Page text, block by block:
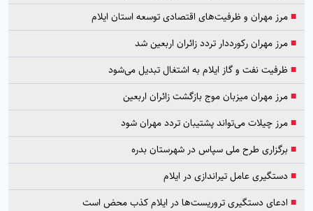
■مرز مهران و ظرفیت‌های اقتصادی توسعه استان ایلام
■مرز مهران رکورددار تردد زائران اربعین شد
■ظرفیت نفت و گاز ایلام به اشتغال تبدیل می‌شود
■مرز مهران میزبان موج بازگشت زائران اربعین
■مرز چیلات می‌تواند پشتیبان تردد مهران شود
■برگزاری طرح ملی سپاس در شهرستان بدره
■دستگیری عامل تیراندازی در ایلام
■ ادعای دستگیری تروریست‌ها در ایلام کذب محض است